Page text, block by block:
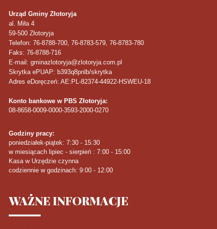
Urząd Gminy Złotoryja
al. Miła 4
59-500 Złotoryja
Telefon: 76-8788-700, 76-8783-579, 76-8783-780
Faks: 76-8788-716
E-mail: gminazlotoryja@zlotoryja.com.pl
Skrytka ePUAP: b393q8pnlb/skrytka
Adres eDoręczeń: AE:PL-82374-44922-HSWEU-18
Konto bankowe w PBS Złotoryja:
08-8658-0009-0000-3593-2000-0270
Godziny pracy:
poniedziałek-piątek: 7:30 - 15:30
w miesiącach lipiec - sierpień : 7:00 - 15:00
Kasa w Urzędzie czynna
codziennie w godzinach: 9:00 - 12:00
WAŻNEINFORMACJE